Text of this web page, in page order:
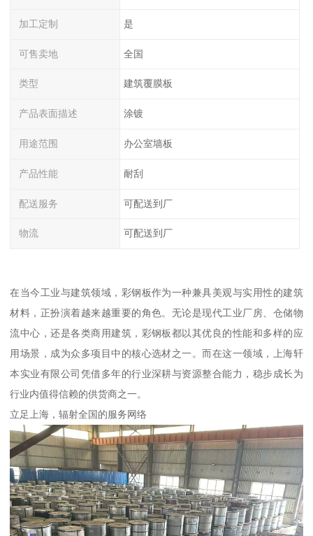
加工定制 是
可售卖地 全国
类型 建筑覆膜板
产品表面描述 涂镀
用途范围 办公室墙板
产品性能 耐刮
配送服务 可配送到厂
物流 可配送到厂
在当今工业与建筑领域，彩钢板作为一种兼具美观与实用性的建筑
材料，正扮演着越来越重要的角色。无论是现代工业厂房、仓储物
流中心，还是各类商用建筑，彩钢板都以其优良的性能和多样的应
用场景，成为众多项目中的核心选材之一。而在这一领域，上海轩
本实业有限公司凭借多年的行业深耕与资源整合能力，稳步成长为
行业内值得信赖的供货商之一。
立足上海，辐射全国的服务网络